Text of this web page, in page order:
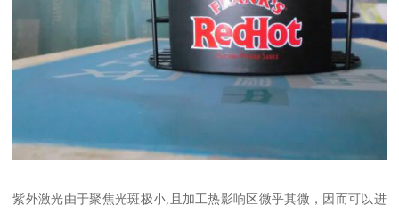
紫外激光由于聚焦光斑极小,且加工热影响区微乎其微，因而可以进